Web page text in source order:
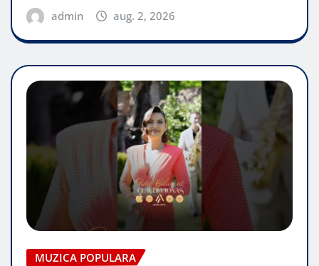
admin aug. 2, 2026
MUZICA POPULARA